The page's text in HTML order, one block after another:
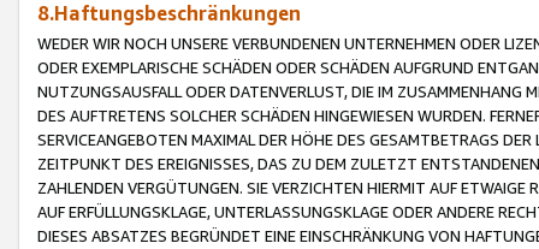
8.Haftungsbeschränkungen
WEDER WIR NOCH UNSERE VERBUNDENEN UNTERNEHMEN ODER
ODER EXEMPLARISCHE SCHÄDEN ODER SCHÄDEN AUFGRUND
NUTZUNGSAUSFALL ODER DATENVERLUST, DIE IM ZUSAMMENHANG
DES AUFTRETENS SOLCHER SCHÄDEN HINGEWIESEN WURDEN.
SERVICEANGEBOTEN MAXIMAL DER HÖHE DES GESAMTBETRAGS
ZEITPUNKT DES EREIGNISSES, DAS ZU DEM ZULETZT
ZAHLENDEN VERGÜTUNGEN. SIE VERZICHTEN HIERMIT AUF
AUF ERFÜLLUNGSKLAGE, UNTERLASSUNGSKLAGE ODER ANDERE
DIESES ABSATZES BEGRÜNDET EINE EINSCHRÄNKUNG VON